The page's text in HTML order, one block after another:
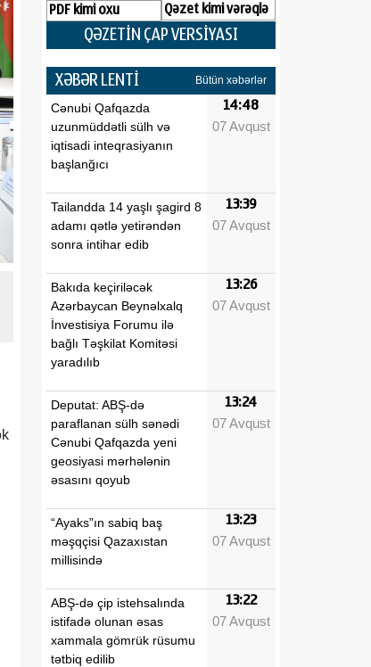
PDF kimi oxu Qəzet kimi vərəqlə
QƏZETİN ÇAP VERSİYASI
XƏBƏR LENTİ Bütün xəbərlər
Cənubi Qafqazda
uzunmüddətli sülh və
iqtisadi inteqrasiyanın
başlanğıcı
14:48
07 Avqust
Tailandda 14 yaşlı şagird 8
adamı qətlə yetirəndən
sonra intihar edib
13:39
07 Avqust
Bakıda keçiriləcək
Azərbaycan Beynəlxalq
İnvestisiya Forumu ilə
bağlı Təşkilat Komitəsi
yaradılıb
13:26
07 Avqust
Deputat: ABŞ-də
paraflanan sülh sənədi
Cənubi Qafqazda yeni
geosiyasi mərhələnin
əsasını qoyub
13:24
07 Avqust
“Ayaks”ın sabiq baş
məşqçisi Qazaxıstan
millisində
13:23
07 Avqust
ABŞ-də çip istehsalında
istifadə olunan əsas
xammala gömrük rüsumu
tətbiq edilib
13:22
07 Avqust